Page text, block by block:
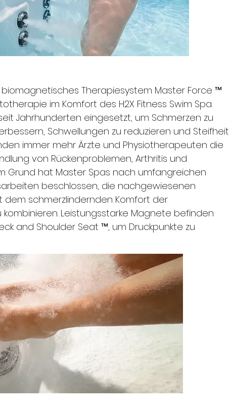
Therapiesystem Master Force ™
im Komfort des H2X Fitness Swim Spa.
Jahrhunderten eingesetzt, um Schmerzen zu
Schwellungen zu reduzieren und Steifheit
immer mehr Ärzte und Physiotherapeuten die
von Rückenproblemen, Arthritis und
Grund hat Master Spas nach umfangreichen
beschlossen, die nachgewiesenen
dem schmerzlindernden Komfort der
Leistungsstarke Magnete befinden
and Shoulder Seat ™, um Druckpunkte zu